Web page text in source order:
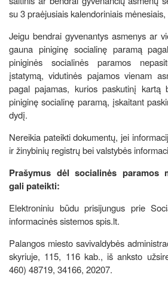
su 3 praėjusiais kalendoriniais mėnesiais,
Jeigu bendrai gyvenantys asmenys ar
gauna piniginę socialinę paramą
piniginės socialinės paramos
įstatymą, vidutinės pajamos vienam
pagal pajamas, kurios paskutinį kartą
piniginę socialinę paramą, įskaitant
dydį.
Nereikia pateikti dokumentų, jei
ir žinybinių registrų bei valstybės
Prašymus dėl socialinės paramos
gali pateikti:
Elektroniniu būdu prisijungus prie
informacinės sistemos spis.lt.
Palangos miesto savivaldybės
skyriuje, 115, 116 kab., iš anksto
460) 48719, 34166, 20207.